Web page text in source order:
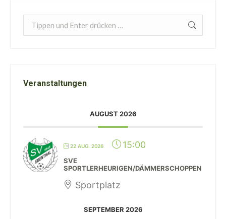
Search:
Veranstaltungen
AUGUST 2026
22 AUG. 2026 15:00
SVE
SPORTLERHEURIGEN/DÄMMERSCHOPPEN
Sportplatz
SEPTEMBER 2026